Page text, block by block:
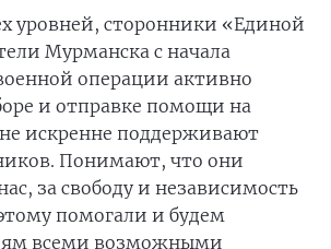
уровней, сторонники «Единой
Мурманска с начала
операции активно
и отправке помощи на
искренне поддерживают
Понимают, что они
за свободу и независимость
помогали и будем
всеми возможными